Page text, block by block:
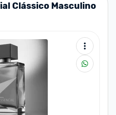
Clássico Masculino